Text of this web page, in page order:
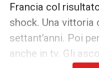
Francia col
shock. Una vittoria
settant’anni. Poi
anche in tv. Gli